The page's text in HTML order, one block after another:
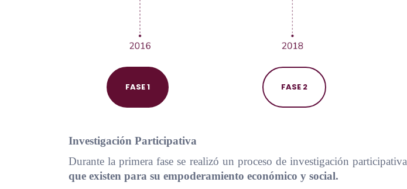
FASE 1 FASE 2
Investigación Participativa
Durante la primera fase se realizó un proceso de investigación
que existen para su empoderamiento económico y social.